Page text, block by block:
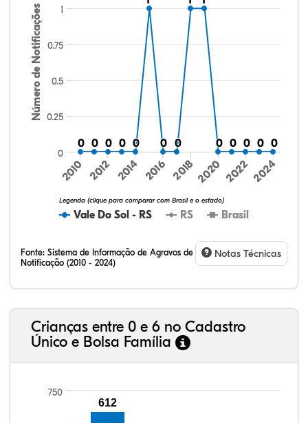
Número de Notificações
0
0 0
0 0
0 0
0 0
0 0
0 0
0 0
0 0
0 0
0 0
0 0
0
Vale Do Sol - RS RS Brasil
Legenda (clique para comparar com Brasil e o estado)
2010 2012 2014 2016 2018 2020 2022 2024
0
0.25
0.5
0.75
1
Fonte: Sistema de Informação de Agravos de
Notificação (2010 - 2024)
Notas Técnicas
Crianças entre 0 e 6 no Cadastro
Único e Bolsa Família
750
612
75,36%
9,00%
0,08%
14,79%
0,71%
0,06%
32,57%
9,24%
0,46%
54,88%
1,27%
1,56%